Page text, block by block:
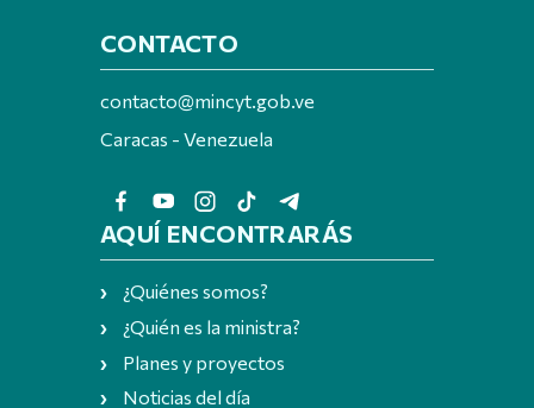
CONTACTO
contacto@mincyt.gob.ve
Caracas - Venezuela
AQUÍ ENCONTRARÁS
¿Quiénes somos?
¿Quién es la ministra?
Planes y proyectos
Noticias del día